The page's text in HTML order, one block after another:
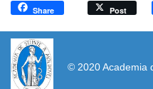
Share Post
© 2020 Academia
https://propletenie.ru/